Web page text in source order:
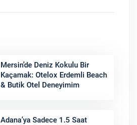
Mersin’de Deniz Kokulu Bir
Kaçamak: Otelox Erdemli Beach
& Butik Otel Deneyimim
Adana’ya Sadece 1.5 Saat